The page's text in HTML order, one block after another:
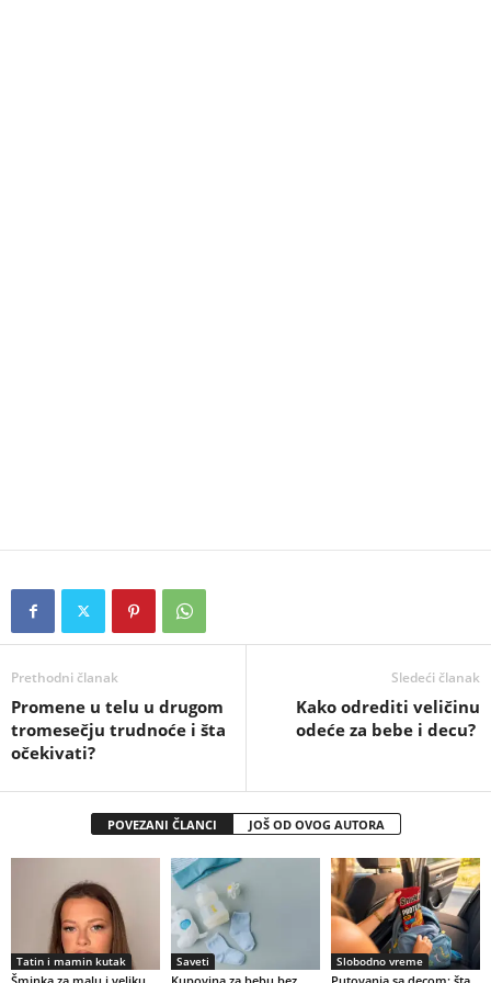
Prethodni članak
Promene u telu u drugom
tromesečju trudnoće i šta
očekivati?
Sledeći članak
Kako odrediti veličinu
odeće za bebe i decu?
POVEZANI ČLANCI JOŠ OD OVOG AUTORA
Tatin i mamin kutak Saveti Slobodno vreme